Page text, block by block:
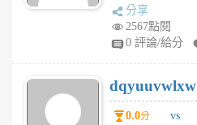
tu
6
個
月
分享
2567點閱
0 評論/給分
dqyuuvwlxw
0.0分
vs